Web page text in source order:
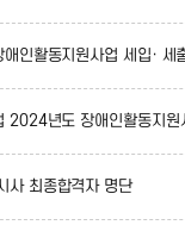
인활동지원사업 세입· 세
도 장애인활동지원사업 세
사 최종합격자 명단